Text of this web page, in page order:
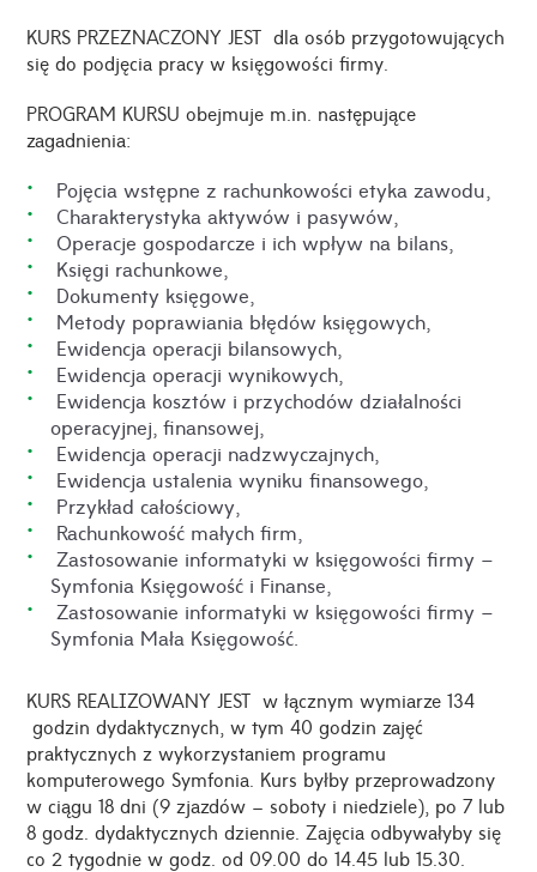
KURS PRZEZNACZONY JEST dla osób przygotowujących
się do podjęcia pracy w księgowości firmy.
PROGRAM KURSU obejmuje m.in. następujące
zagadnienia:
 Pojęcia wstępne z rachunkowości etyka zawodu,
 Charakterystyka aktywów i pasywów,
 Operacje gospodarcze i ich wpływ na bilans,
 Księgi rachunkowe,
 Dokumenty księgowe,
 Metody poprawiania błędów księgowych,
 Ewidencja operacji bilansowych,
 Ewidencja operacji wynikowych,
 Ewidencja kosztów i przychodów działalności
operacyjnej, finansowej,
 Ewidencja operacji nadzwyczajnych,
 Ewidencja ustalenia wyniku finansowego,
 Przykład całościowy,
 Rachunkowość małych firm,
 Zastosowanie informatyki w księgowości firmy –
Symfonia Księgowość i Finanse,
 Zastosowanie informatyki w księgowości firmy –
Symfonia Mała Księgowość.
KURS REALIZOWANY JEST w łącznym wymiarze 134
godzin dydaktycznych, w tym 40 godzin zajęć
praktycznych z wykorzystaniem programu
komputerowego Symfonia. Kurs byłby przeprowadzony
w ciągu 18 dni (9 zjazdów – soboty i niedziele), po 7 lub
8 godz. dydaktycznych dziennie. Zajęcia odbywałyby się
co 2 tygodnie w godz. od 09.00 do 14.45 lub 15.30.